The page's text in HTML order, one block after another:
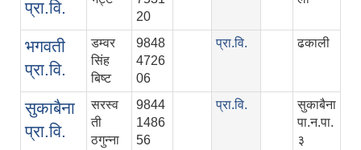
प्रा.वि.
20
भगवती
प्रा.वि.
डम्वर
सिंह
बिष्‍ट
9848
4726
06
प्रा.वि. ढकाली
सुकाबैना
प्रा.वि.
सरस्व
ती
ठगुन्‍ना
9844
1486
56
प्रा.वि.
सुकाबैना
पा.न.पा.
३